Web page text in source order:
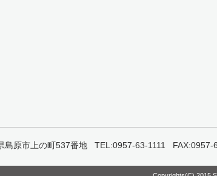
島原市上の町537番地 TEL:0957-63-1111 FAX:0957-